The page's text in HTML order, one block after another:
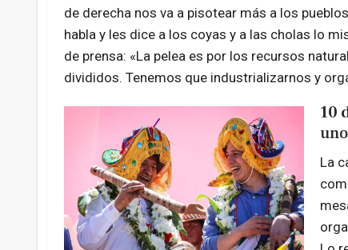
de derecha nos va a pisotear más a los
habla y les dice a los coyas y a las cholas lo
de prensa: «La pelea es por los recursos
divididos. Tenemos que industrializarnos y
10
La